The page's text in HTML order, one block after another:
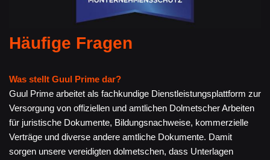
Häufige Fragen
Was stellt Guul Prime dar?
Guul Prime arbeitet als fachkundige Dienstleistungsplattform zur
Versorgung von offiziellen und amtlichen Dolmetscher Arbeiten
für juristische Dokumente, Bildungsnachweise, kommerzielle
Verträge und diverse andere amtliche Dokumente. Damit
sorgen unsere vereidigten dolmetschen, dass Unterlagen